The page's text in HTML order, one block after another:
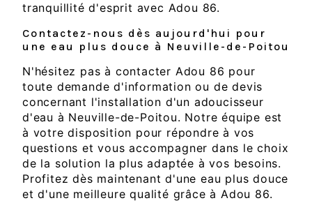
tranquillité d'esprit avec Adou 86.
Contactez-nous dès aujourd'hui pour
une eau plus douce à Neuville-de-Poitou
N'hésitez pas à contacter Adou 86 pour
toute demande d'information ou de devis
concernant l'installation d'un adoucisseur
d'eau à Neuville-de-Poitou. Notre équipe est
à votre disposition pour répondre à vos
questions et vous accompagner dans le choix
de la solution la plus adaptée à vos besoins.
Profitez dès maintenant d'une eau plus douce
et d'une meilleure qualité grâce à Adou 86.